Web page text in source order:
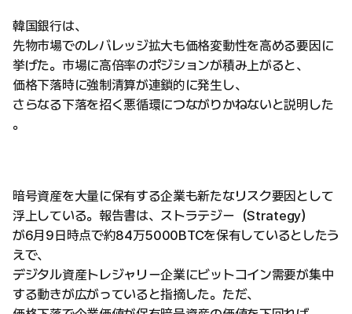
韓国銀行は、
先物市場でのレバレッジ拡大も価格変動性を高める要因に
挙げた。市場に高倍率のポジションが積み上がると、
価格下落時に強制清算が連鎖的に発生し、
さらなる下落を招く悪循環につながりかねないと説明した
。
暗号資産を大量に保有する企業も新たなリスク要因として
浮上している。報告書は、ストラテジー（Strategy）
が6月9日時点で約84万5000BTCを保有しているとしたう
えで、
デジタル資産トレジャリー企業にビットコイン需要が集中
する動きが広がっていると指摘した。ただ、